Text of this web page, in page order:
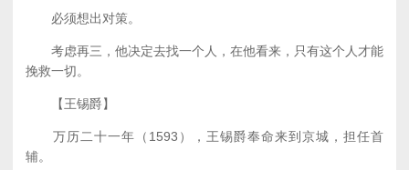
必须想出对策。
考虑再三，他决定去找一个人，在他看来，只有这个人才能
挽救一切。
【王锡爵】
万历二十一年（1593），王锡爵奉命来到京城，担任首
辅。